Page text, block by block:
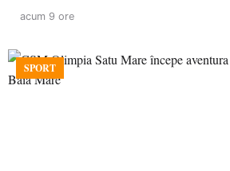
acum 9 ore
SPORT